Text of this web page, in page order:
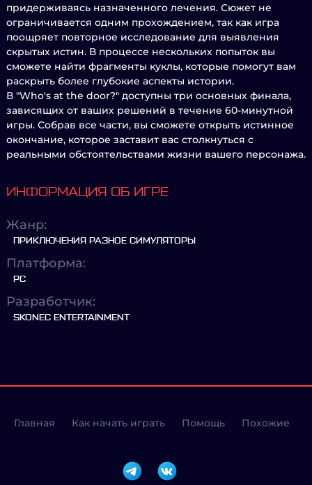
придерживаясь назначенного лечения. Сюжет не
ограничивается одним прохождением, так как игра
поощряет повторное исследование для выявления
скрытых истин. В процессе нескольких попыток вы
сможете найти фрагменты куклы, которые помогут вам
раскрыть более глубокие аспекты истории.
В "Who's at the door?" доступны три основных финала,
зависящих от ваших решений в течение 60-минутной
игры. Собрав все части, вы сможете открыть истинное
окончание, которое заставит вас столкнуться с
реальными обстоятельствами жизни вашего персонажа.
ИНФОРМАЦИЯ ОБ ИГРЕ
Жанр:
ПРИКЛЮЧЕНИЯ РАЗНОЕ СИМУЛЯТОРЫ
Платформа:
PC
Разработчик:
SKONEC ENTERTAINMENT
Главная Как начать играть Помощь Похожие